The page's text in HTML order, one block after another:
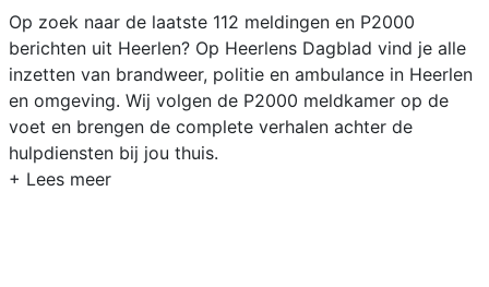
Op zoek naar de laatste 112 meldingen en P2000
berichten uit Heerlen? Op Heerlens Dagblad vind je alle
inzetten van brandweer, politie en ambulance in Heerlen
en omgeving. Wij volgen de P2000 meldkamer op de
voet en brengen de complete verhalen achter de
hulpdiensten bij jou thuis.